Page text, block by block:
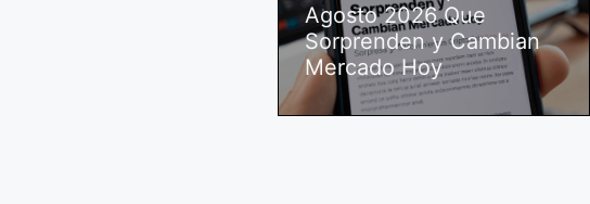
Agosto 2026 Que
Sorprenden y Cambian
Mercado Hoy